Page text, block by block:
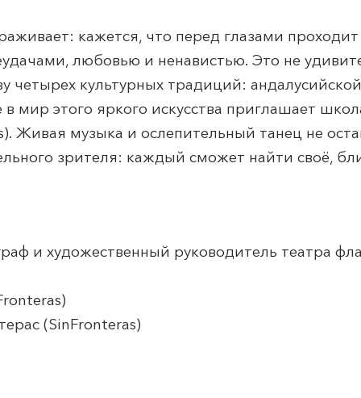
кажется, что перед глазами проходит
любовью и ненавистью. Это не
четырех культурных традиций:
мир этого яркого искусства приглашает
Живая музыка и ослепительный танец не
зрителя: каждый сможет найти своё,
и художественный руководитель театра
(SinFronteras)